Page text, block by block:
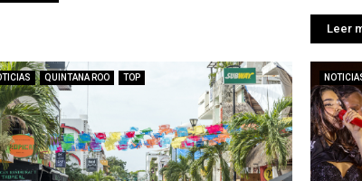
Leer
QUINTANA ROO TOP